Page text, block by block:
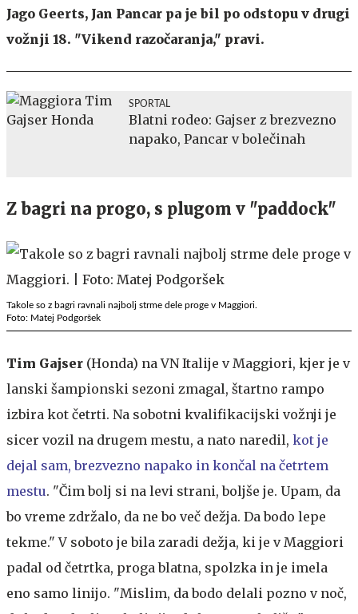
Jago Geerts, Jan Pancar pa je bil po odstopu v drugi
vožnji 18. "Vikend razočaranja," pravi.
SPORTAL
Blatni rodeo: Gajser z brezvezno
napako, Pancar v bolečinah
Z bagri na progo, s plugom v "paddock"
Takole so z bagri ravnali najbolj strme dele proge v Maggiori.
Foto: Matej Podgoršek
Tim Gajser (Honda) na VN Italije v Maggiori, kjer je v
lanski šampionski sezoni zmagal, štartno rampo
izbira kot četrti. Na sobotni kvalifikacijski vožnji je
sicer vozil na drugem mestu, a nato naredil, kot je
dejal sam, brezvezno napako in končal na četrtem
mestu. "Čim bolj si na levi strani, boljše je. Upam, da
bo vreme zdržalo, da ne bo več dežja. Da bodo lepe
tekme." V soboto je bila zaradi dežja, ki je v Maggiori
padal od četrtka, proga blatna, spolzka in je imela
eno samo linijo. "Mislim, da bodo delali pozno v noč,